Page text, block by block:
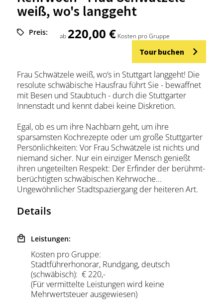
weiß, wo's langgeht
Preis: ab 220,00 € Kosten pro Gruppe
Tour buchen
Frau Schwätzele weiß, wo‘s in Stuttgart langgeht! Die
resolute schwäbische Hausfrau führt Sie - bewaffnet
mit Besen und Staubtuch - durch die Stuttgarter
Innenstadt und kennt dabei keine Diskretion.
Egal, ob es um ihre Nachbarn geht, um ihre
sparsamsten Kochrezepte oder um große Stuttgarter
Persönlichkeiten: Vor Frau Schwätzele ist nichts und
niemand sicher. Nur ein einziger Mensch genießt
ihren ungeteilten Respekt: Der Erfinder der berühmt-
berüchtigten schwäbischen Kehrwoche...
Ungewöhnlicher Stadtspaziergang der heiteren Art.
Details
Leistungen:
Kosten pro Gruppe:
Stadtführerhonorar, Rundgang, deutsch
(schwäbisch): € 220,-
(Für vermittelte Leistungen wird keine
Mehrwertsteuer ausgewiesen)